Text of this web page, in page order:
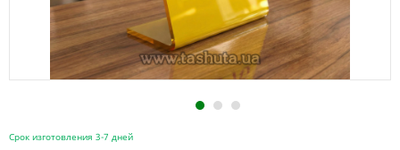
1 2 3
Срок изготовления 3-7 дней